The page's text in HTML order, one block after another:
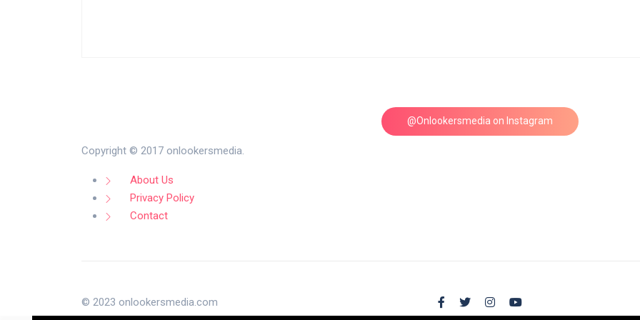
@Onlookersmedia on Instagram
Follow on Instagram
Copyright © 2017 onlookersmedia.
About Us
Privacy Policy
Contact
© 2023 onlookersmedia.com